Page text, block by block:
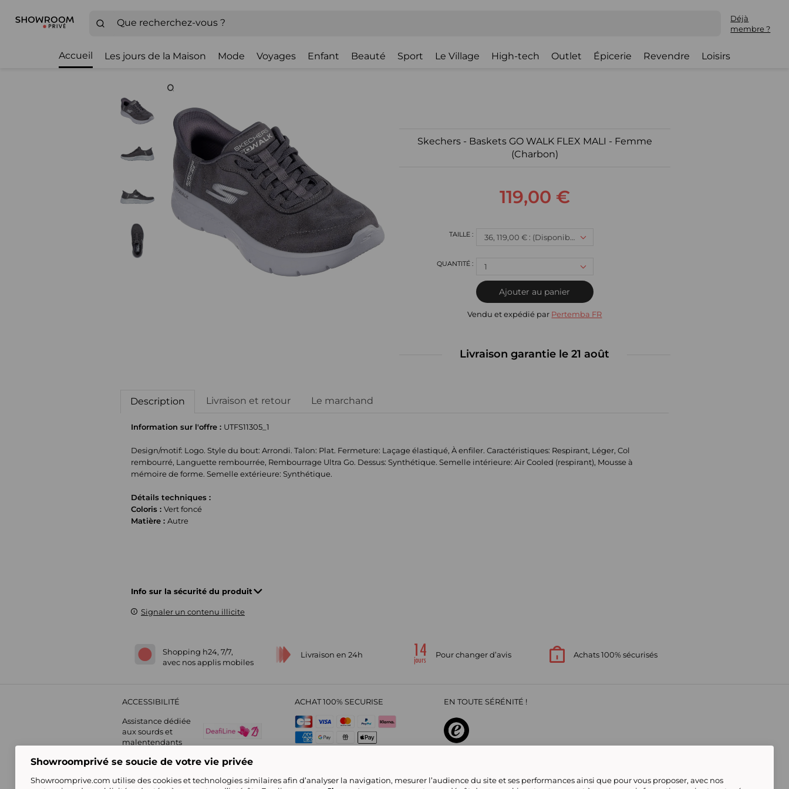
Déjà
membre ?
Accueil Les jours de la Maison Mode Voyages Enfant Beauté Sport Le Village High-tech Outlet Épicerie Revendre Loisirs
Skechers - Baskets GO WALK FLEX MALI - Femme
(Charbon)
119,00 €
36, 119,00 € : (Disponible)
1
Ajouter au panier
Vendu et expédié par Pertemba FR
Livraison garantie le 21 août
Description Livraison et retour Le marchand
Information sur l'offre : UTFS11305_1
Design/motif: Logo. Style du bout: Arrondi. Talon: Plat. Fermeture: Laçage élastiqué, À enfiler. Caractéristiques: Respirant, Léger, Col
rembourré, Languette rembourrée, Rembourrage Ultra Go. Dessus: Synthétique. Semelle intérieure: Air Cooled (respirant), Mousse à
mémoire de forme. Semelle extérieure: Synthétique.
Détails techniques :
Coloris :Vert foncé
Matière :Autre
Info sur la sécurité du produit
Signaler un contenu illicite
Shopping h24, 7/7,
avec nos applis mobiles
Livraison en 24h Pour changer d’avis Achats 100% sécurisés
ACCESSIBILITÉ
Assistance dédiée
aux sourds et
malentendants
ACHAT 100% SECURISE EN TOUTE SÉRÉNITÉ !
Showroomprivé se soucie de votre vie privée
Showroomprive.com utilise des cookies et technologies similaires afin d’analyser la navigation, mesurer l’audience du site et ses performances ainsi que pour vous proposer, avec nos